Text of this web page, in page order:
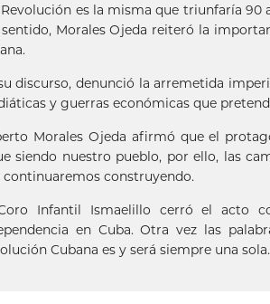
Revolución es la misma que triunfaría
sentido, Morales Ojeda reiteró la
discurso, denunció la arremetida
y guerras económicas que
Morales Ojeda afirmó que el
siendo nuestro pueblo, por ello, las
continuaremos construyendo.
Infantil Ismaelillo cerró el acto
en Cuba. Otra vez las
Cubana es y será siempre una sola.